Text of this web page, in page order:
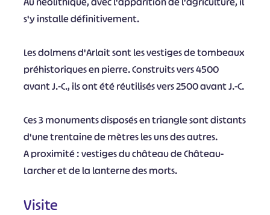
s'y installe définitivement.
Les dolmens d'Arlait sont les vestiges de tombeaux
préhistoriques en pierre. Construits vers 4500
avant J.-C., ils ont été réutilisés vers 2500 avant J.-C.
Ces 3 monuments disposés en triangle sont distants
d'une trentaine de mètres les uns des autres.
A proximité : vestiges du château de Château-
Larcher et de la lanterne des morts.
Visite